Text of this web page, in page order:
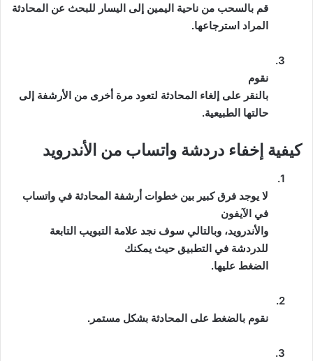
قم بالسحب من ناحية اليمين إلى اليسار للبحث عن المحادثة
المراد استرجاعها.
3.
نقوم
بالنقر على إلغاء المحادثة لتعود مرة أخرى من الأرشفة إلى
حالتها الطبيعية.
كيفية إخفاء دردشة واتساب من الأندرويد
1.
لا يوجد فرق كبير بين خطوات أرشفة المحادثة في واتساب
في الآيفون
والأندرويد، وبالتالي سوف نجد علامة التبويب التابعة
للدردشة في التطبيق حيث يمكنك
الضغط عليها.
2.
نقوم بالضغط على المحادثة بشكل مستمر.
3.